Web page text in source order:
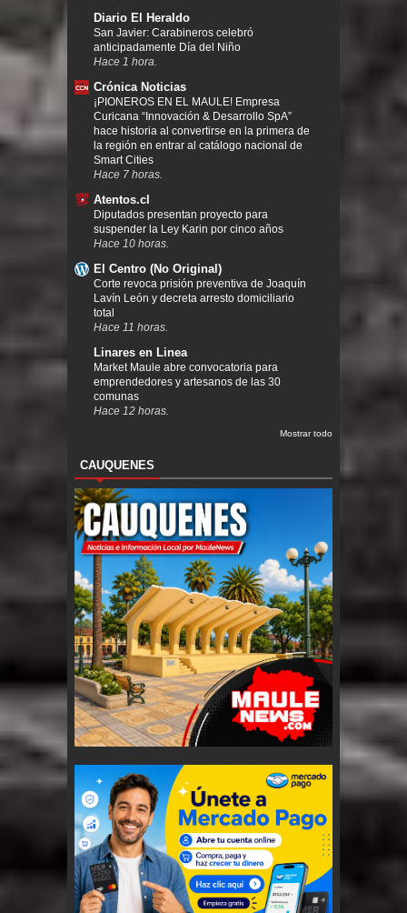
Diario El Heraldo
San Javier: Carabineros celebró
anticipadamente Día del Niño
Hace 1 hora.
Crónica Noticias
¡PIONEROS EN EL MAULE! Empresa
Curicana “Innovación & Desarrollo SpA”
hace historia al convertirse en la primera de
la región en entrar al catálogo nacional de
Smart Cities
Hace 7 horas.
Atentos.cl
Diputados presentan proyecto para
suspender la Ley Karin por cinco años
Hace 10 horas.
El Centro (No Original)
Corte revoca prisión preventiva de Joaquín
Lavín León y decreta arresto domiciliario
total
Hace 11 horas.
Linares en Linea
Market Maule abre convocatoria para
emprendedores y artesanos de las 30
comunas
Hace 12 horas.
Mostrar todo
CAUQUENES